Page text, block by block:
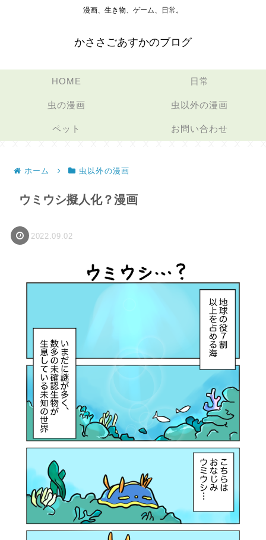
漫画、生き物、ゲーム、日常。
かささごあすかのブログ
HOME 日常
虫の漫画 虫以外の漫画
ペット お問い合わせ
ホーム 虫以外の漫画
ウミウシ擬人化？漫画
2022.09.02